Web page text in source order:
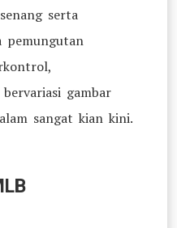
serta
pemungutan
gambar
sangat kian kini.